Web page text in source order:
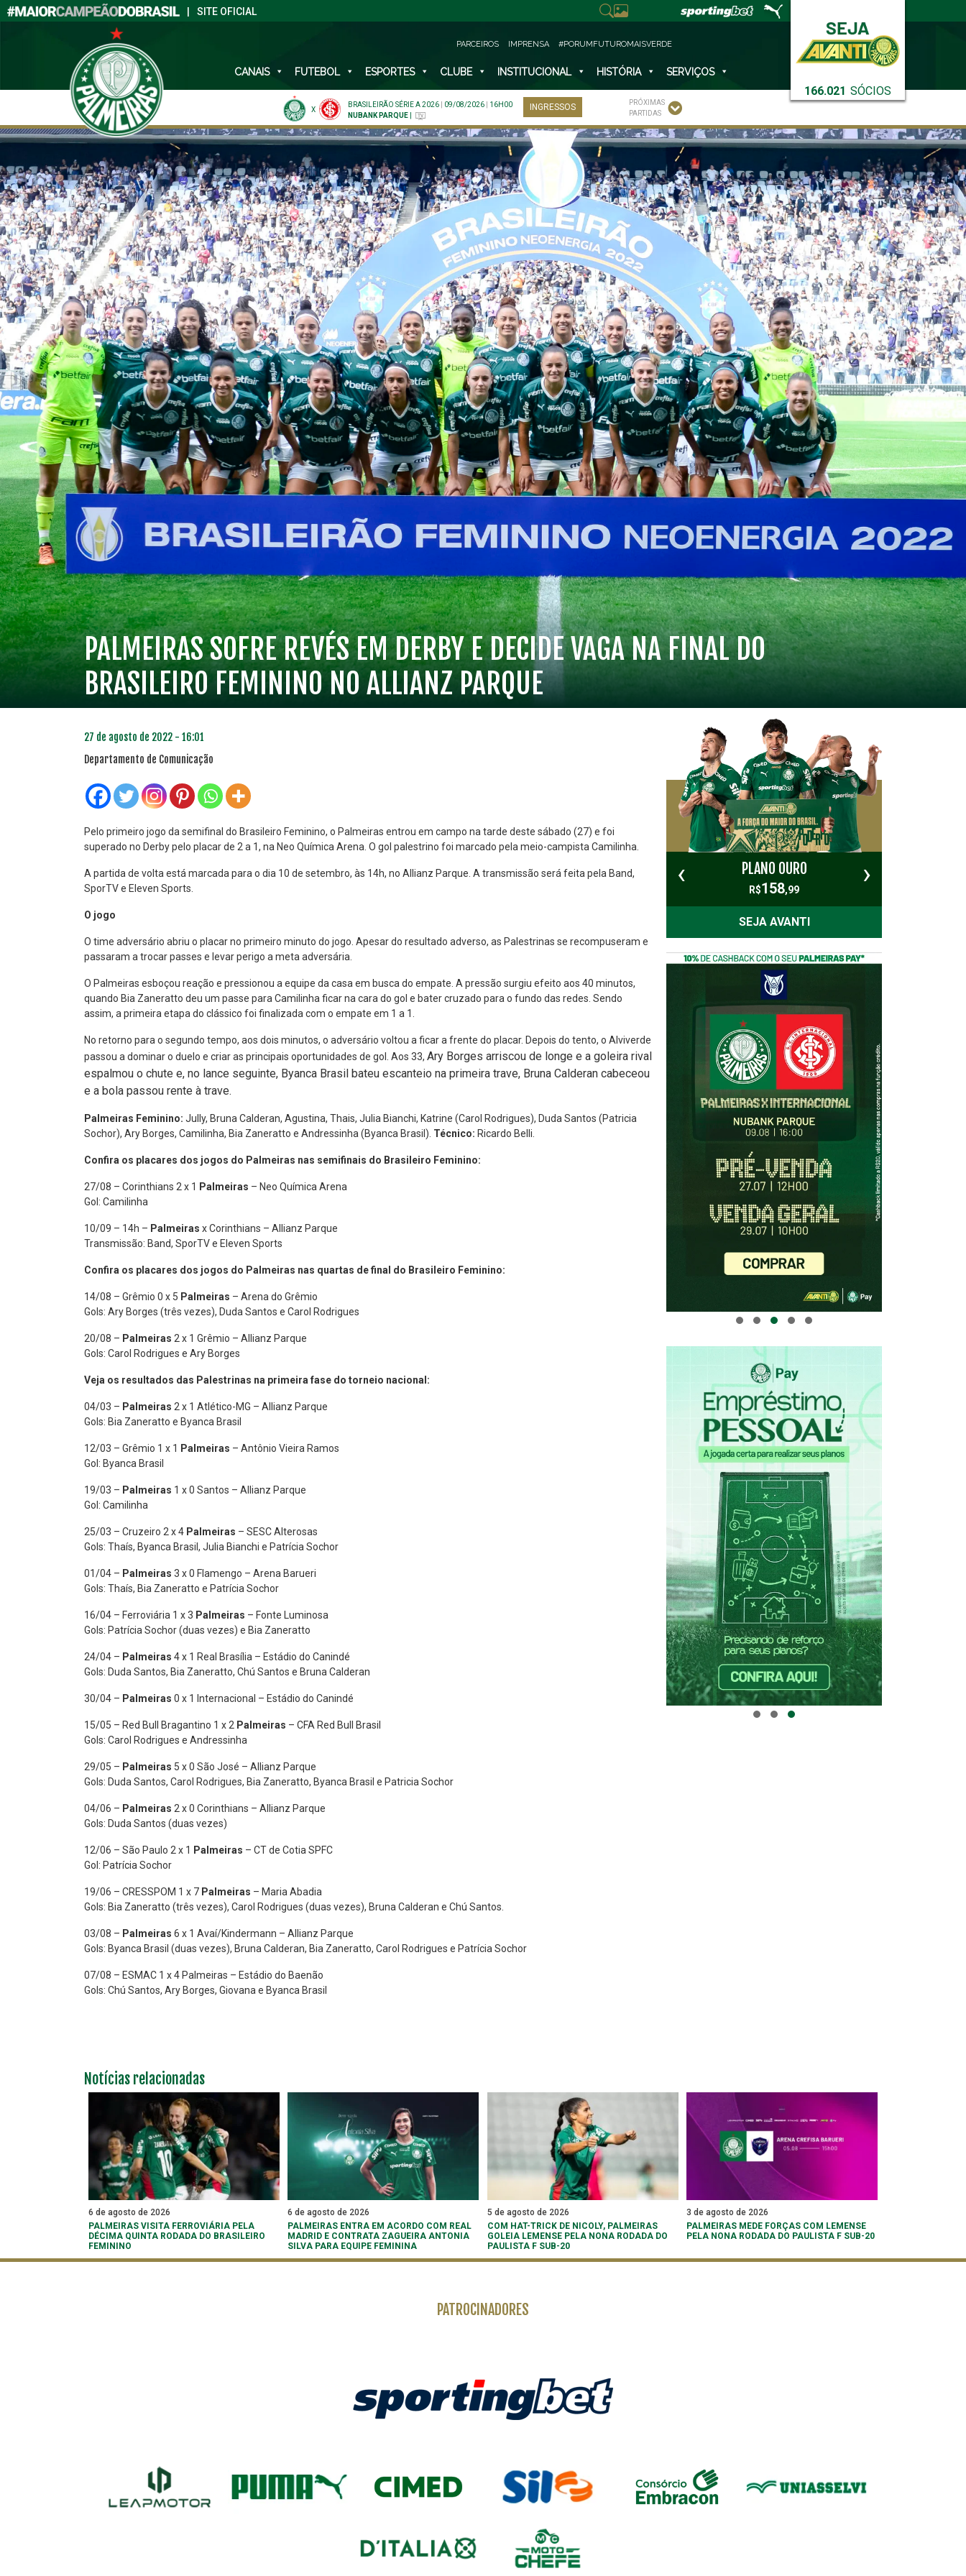
SITE OFICIAL
166.021 SÓCIOS
PARCEIROS IMPRENSA #PORUMFUTUROMAISVERDE
CANAIS FUTEBOL ESPORTES CLUBE INSTITUCIONAL HISTÓRIA SERVIÇOS
X
BRASILEIRÃO SÉRIE A 2026 09/08/2026
16H00
NUBANK PARQUE
INGRESSOS
PRÓXIMAS
PARTIDAS
PALMEIRAS SOFRE REVÉS EM DERBY E DECIDE VAGA NA FINAL DO
BRASILEIRO FEMININO NO ALLIANZ PARQUE
27 de agosto de 2022 - 16:01
Departamento de Comunicação
Pelo primeiro jogo da semifinal do Brasileiro Feminino, o Palmeiras entrou em campo na tarde deste sábado (27) e foi
superado no Derby pelo placar de 2 a 1, na Neo Química Arena. O gol palestrino foi marcado pela meio-campista Camilinha.
A partida de volta está marcada para o dia 10 de setembro, às 14h, no Allianz Parque. A transmissão será feita pela Band,
SporTV e Eleven Sports.
O jogo
O time adversário abriu o placar no primeiro minuto do jogo. Apesar do resultado adverso, as Palestrinas se recompuseram e
passaram a trocar passes e levar perigo a meta adversária.
O Palmeiras esboçou reação e pressionou a equipe da casa em busca do empate. A pressão surgiu efeito aos 40 minutos,
quando Bia Zaneratto deu um passe para Camilinha ficar na cara do gol e bater cruzado para o fundo das redes. Sendo
assim, a primeira etapa do clássico foi finalizada com o empate em 1 a 1.
No retorno para o segundo tempo, aos dois minutos, o adversário voltou a ficar a frente do placar. Depois do tento, o Alviverde
passou a dominar o duelo e criar as principais oportunidades de gol. Aos 33, Ary Borges arriscou de longe e a goleira rival
espalmou o chute e, no lance seguinte, Byanca Brasil bateu escanteio na primeira trave, Bruna Calderan cabeceou
e a bola passou rente à trave.
Palmeiras Feminino: Jully, Bruna Calderan, Agustina, Thais, Julia Bianchi, Katrine (Carol Rodrigues), Duda Santos (Patricia
Sochor), Ary Borges, Camilinha, Bia Zaneratto e Andressinha (Byanca Brasil). Técnico: Ricardo Belli.
Confira os placares dos jogos do Palmeiras nas semifinais do Brasileiro Feminino:
27/08 – Corinthians 2 x 1 Palmeiras – Neo Química Arena
Gol: Camilinha
10/09 – 14h – Palmeiras x Corinthians – Allianz Parque
Transmissão: Band, SporTV e Eleven Sports
Confira os placares dos jogos do Palmeiras nas quartas de final do Brasileiro Feminino:
14/08 – Grêmio 0 x 5 Palmeiras – Arena do Grêmio
Gols: Ary Borges (três vezes), Duda Santos e Carol Rodrigues
20/08 – Palmeiras 2 x 1 Grêmio – Allianz Parque
Gols: Carol Rodrigues e Ary Borges
Veja os resultados das Palestrinas na primeira fase do torneio nacional:
04/03 – Palmeiras 2 x 1 Atlético-MG – Allianz Parque
Gols: Bia Zaneratto e Byanca Brasil
12/03 – Grêmio 1 x 1 Palmeiras – Antônio Vieira Ramos
Gol: Byanca Brasil
19/03 – Palmeiras 1 x 0 Santos – Allianz Parque
Gol: Camilinha
25/03 – Cruzeiro 2 x 4 Palmeiras – SESC Alterosas
Gols: Thaís, Byanca Brasil, Julia Bianchi e Patrícia Sochor
01/04 – Palmeiras 3 x 0 Flamengo – Arena Barueri
Gols: Thaís, Bia Zaneratto e Patrícia Sochor
16/04 – Ferroviária 1 x 3 Palmeiras – Fonte Luminosa
Gols: Patrícia Sochor (duas vezes) e Bia Zaneratto
24/04 – Palmeiras 4 x 1 Real Brasília – Estádio do Canindé
Gols: Duda Santos, Bia Zaneratto, Chú Santos e Bruna Calderan
30/04 – Palmeiras 0 x 1 Internacional – Estádio do Canindé
15/05 – Red Bull Bragantino 1 x 2 Palmeiras – CFA Red Bull Brasil
Gols: Carol Rodrigues e Andressinha
29/05 – Palmeiras 5 x 0 São José – Allianz Parque
Gols: Duda Santos, Carol Rodrigues, Bia Zaneratto, Byanca Brasil e Patricia Sochor
04/06 – Palmeiras 2 x 0 Corinthians – Allianz Parque
Gols: Duda Santos (duas vezes)
12/06 – São Paulo 2 x 1 Palmeiras – CT de Cotia SPFC
Gol: Patrícia Sochor
19/06 – CRESSPOM 1 x 7 Palmeiras – Maria Abadia
Gols: Bia Zaneratto (três vezes), Carol Rodrigues (duas vezes), Bruna Calderan e Chú Santos.
03/08 – Palmeiras 6 x 1 Avaí/Kindermann – Allianz Parque
Gols: Byanca Brasil (duas vezes), Bruna Calderan, Bia Zaneratto, Carol Rodrigues e Patrícia Sochor
07/08 – ESMAC 1 x 4 Palmeiras – Estádio do Baenão
Gols: Chú Santos, Ary Borges, Giovana e Byanca Brasil
PLANO PRATA
R$46,04
PLANO ESPECIAL PLANO PRATA SUPERIOR PLANO OURO
R$158,99
‹ ›
SEJA AVANTI
Notícias relacionadas
6 de agosto de 2026
PALMEIRAS VISITA FERROVIÁRIA PELA
DÉCIMA QUINTA RODADA DO BRASILEIRO
FEMININO
6 de agosto de 2026
PALMEIRAS ENTRA EM ACORDO COM REAL
MADRID E CONTRATA ZAGUEIRA ANTONIA
SILVA PARA EQUIPE FEMININA
5 de agosto de 2026
COM HAT-TRICK DE NICOLY, PALMEIRAS
GOLEIA LEMENSE PELA NONA RODADA DO
PAULISTA F SUB-20
3 de agosto de 2026
PALMEIRAS MEDE FORÇAS COM LEMENSE
PELA NONA RODADA DO PAULISTA F SUB-20
PATROCINADORES